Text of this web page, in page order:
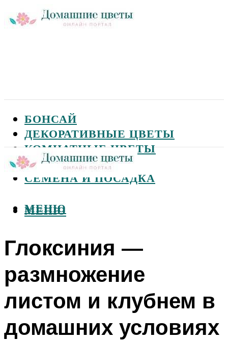
БОНСАЙ
ДЕКОРАТИВНЫЕ ЦВЕТЫ
КОМНАТНЫЕ ЦВЕТЫ
САДОВЫЕ ЦВЕТЫ
СЕМЕНА И ПОСАДКА
МЕНЮ
МЕНЮ
Глоксиния —
размножение
листом и клубнем в
домашних условиях